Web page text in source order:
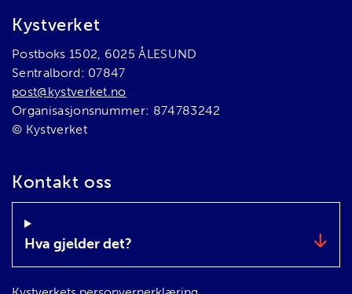
Bunnområde
Kystverket
Postboks 1502, 6025 ÅLESUND
Sentralbord: 07847
post@kystverket.no
Organisasjonsnummer: 874783242
© Kystverket
Kontakt oss
Hva gjelder det?